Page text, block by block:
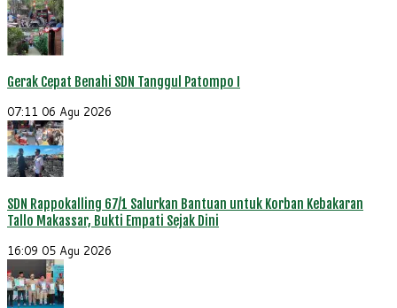
Gerak Cepat Benahi SDN Tanggul Patompo I
07:11 06 Agu 2026
SDN Rappokalling 67/1 Salurkan Bantuan untuk Korban Kebakaran
Tallo Makassar, Bukti Empati Sejak Dini
16:09 05 Agu 2026